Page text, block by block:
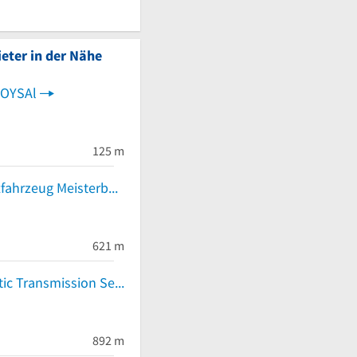
in der Nähe
125 m
KFZ Trox Kraftfahrzeug Meisterbetrieb
621 m
ATSP Automatic Transmission Service & Parts GmbH
892 m